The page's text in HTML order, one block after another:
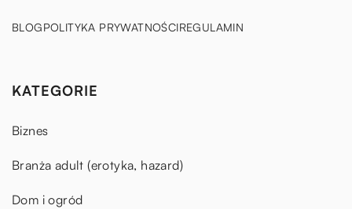
BLOGPOLITYKA PRYWATNOŚCIREGULAMIN
KATEGORIE
Biznes
Branża adult (erotyka, hazard)
Dom i ogród